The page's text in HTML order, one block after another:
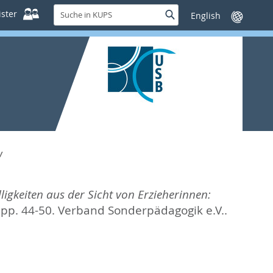
Suche
in
KUPS
SucheSprache
wechseln
aus der Sicht von Erzieherinnen:
44-50. Verband Sonderpädagogik e.V..